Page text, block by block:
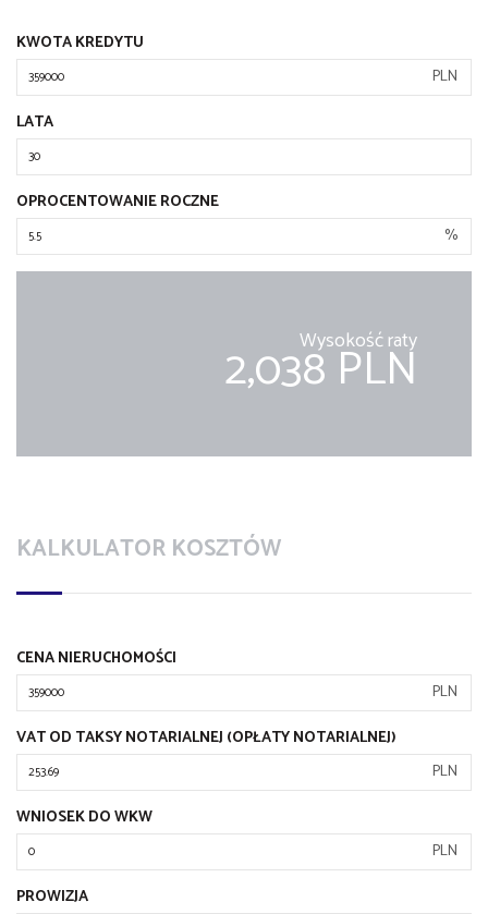
KWOTA KREDYTU
PLN
LATA
OPROCENTOWANIE ROCZNE
%
Wysokość raty
2,038 PLN
KALKULATOR KOSZTÓW
CENA NIERUCHOMOŚCI
PLN
VAT OD TAKSY NOTARIALNEJ (OPŁATY NOTARIALNEJ)
PLN
WNIOSEK DO WKW
PLN
PROWIZJA